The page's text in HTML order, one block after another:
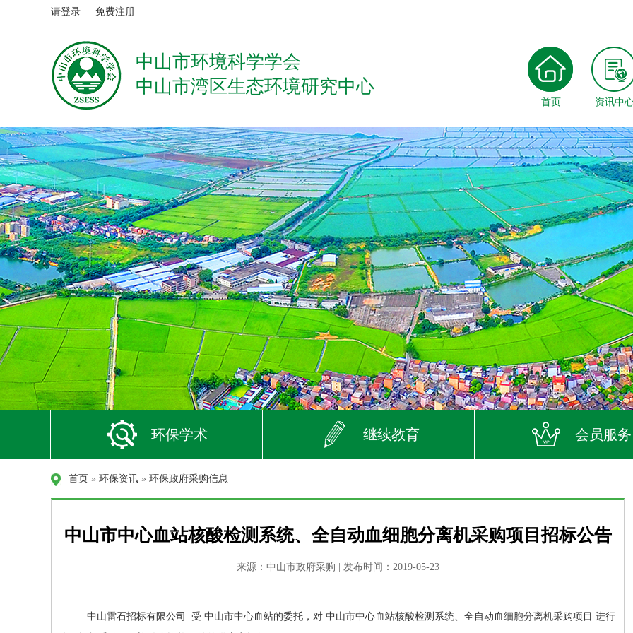
请登录 免费注册
中山市环境科学学会
中山市湾区生态环境研究中心
首页 资讯中
环保学术 继续教育 会员服务
首页 » 环保资讯 » 环保政府采购信息
中山市中心血站核酸检测系统、全自动血细胞分离机采购项目招标公告
来源：中山市政府采购 | 发布时间：2019-05-23
中山雷石招标有限公司 受 中山市中心血站的委托，对 中山市中心血站核酸检测系统、全自动血细胞分离机采购项目 进行